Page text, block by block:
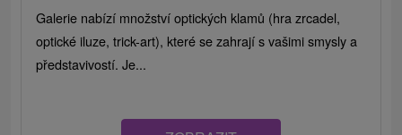
Galerie nabízí množství optických klamů (hra zrcadel,
optické iluze, trick-art), které se zahrají s vašimi smysly a
představivostí. Je...